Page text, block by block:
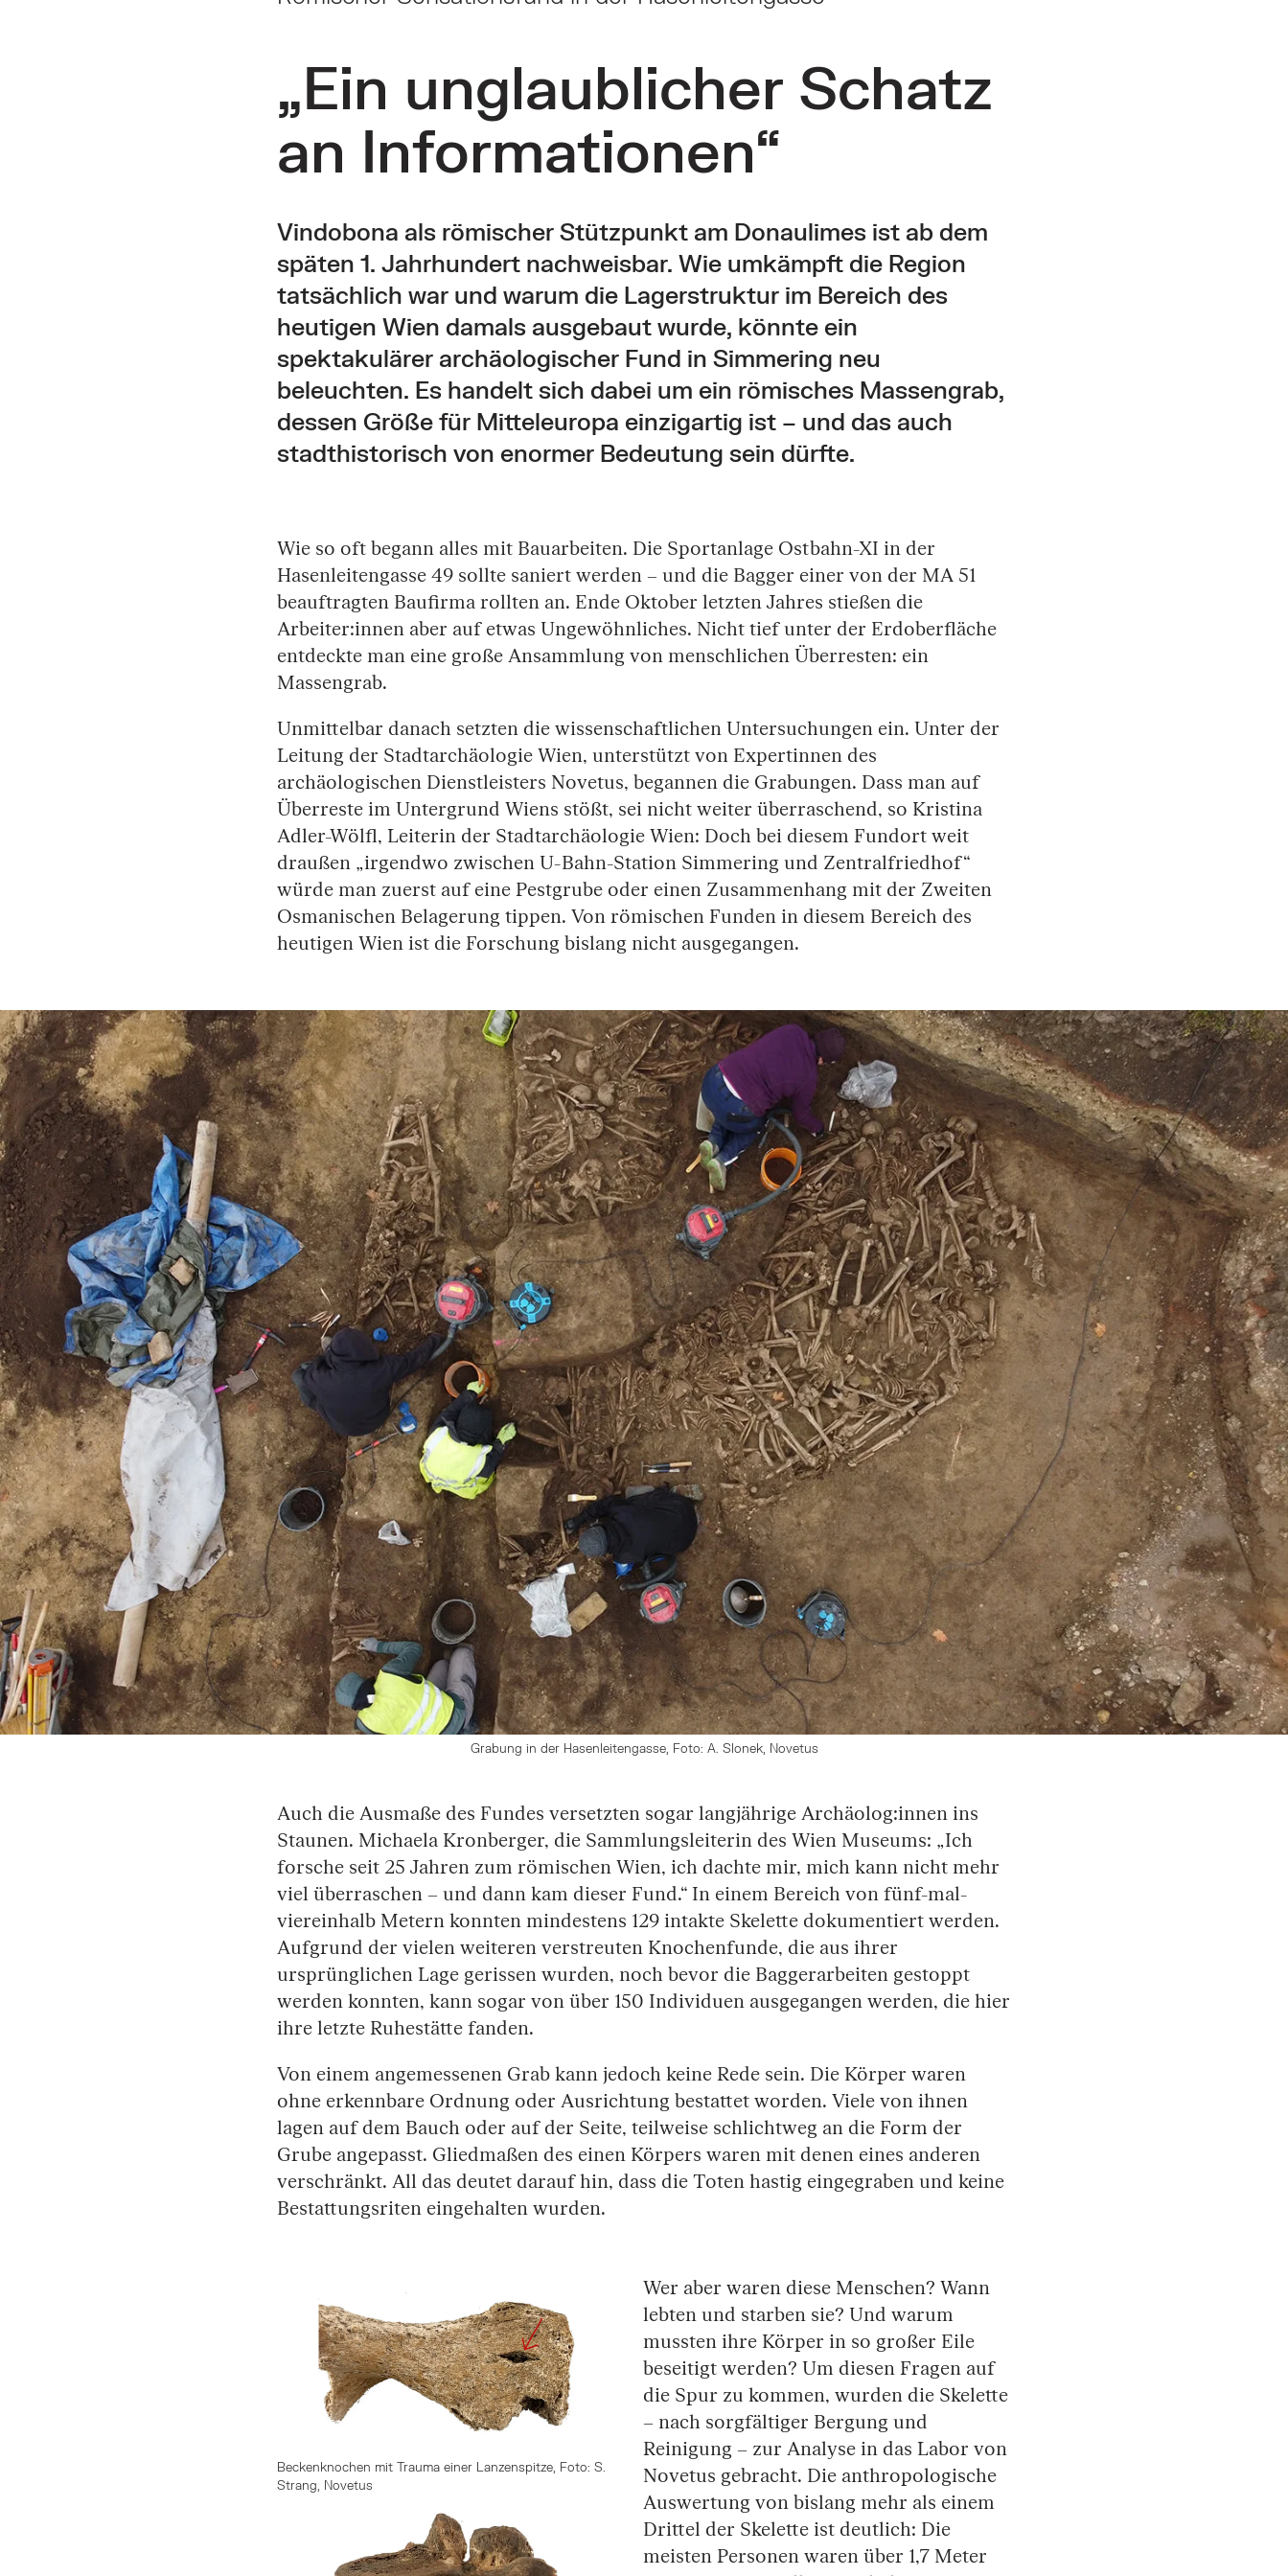
„Ein unglaublicher Schatz
an Informationen“
Vindobona als römischer Stützpunkt am Donaulimes ist ab dem
späten 1. Jahrhundert nachweisbar. Wie umkämpft die Region
tatsächlich war und warum die Lagerstruktur im Bereich des
heutigen Wien damals ausgebaut wurde, könnte ein
spektakulärer archäologischer Fund in Simmering neu
beleuchten. Es handelt sich dabei um ein römisches Massengrab,
dessen Größe für Mitteleuropa einzigartig ist – und das auch
stadthistorisch von enormer Bedeutung sein dürfte.
Wie so oft begann alles mit Bauarbeiten. Die Sportanlage Ostbahn-XI in der
Hasenleitengasse 49 sollte saniert werden – und die Bagger einer von der MA 51
beauftragten Baufirma rollten an. Ende Oktober letzten Jahres stießen die
Arbeiter:innen aber auf etwas Ungewöhnliches. Nicht tief unter der Erdoberfläche
entdeckte man eine große Ansammlung von menschlichen Überresten: ein
Massengrab.
Unmittelbar danach setzten die wissenschaftlichen Untersuchungen ein. Unter der
Leitung der Stadtarchäologie Wien, unterstützt von Expertinnen des
archäologischen Dienstleisters Novetus, begannen die Grabungen. Dass man auf
Überreste im Untergrund Wiens stößt, sei nicht weiter überraschend, so Kristina
Adler-Wölfl, Leiterin der Stadtarchäologie Wien: Doch bei diesem Fundort weit
draußen „irgendwo zwischen U-Bahn-Station Simmering und Zentralfriedhof“
würde man zuerst auf eine Pestgrube oder einen Zusammenhang mit der Zweiten
Osmanischen Belagerung tippen. Von römischen Funden in diesem Bereich des
heutigen Wien ist die Forschung bislang nicht ausgegangen.
Grabung in der Hasenleitengasse, Foto: A. Slonek, Novetus
Auch die Ausmaße des Fundes versetzten sogar langjährige Archäolog:innen ins
Staunen. Michaela Kronberger, die Sammlungsleiterin des Wien Museums: „Ich
forsche seit 25 Jahren zum römischen Wien, ich dachte mir, mich kann nicht mehr
viel überraschen – und dann kam dieser Fund.“ In einem Bereich von fünf-mal-
viereinhalb Metern konnten mindestens 129 intakte Skelette dokumentiert werden.
Aufgrund der vielen weiteren verstreuten Knochenfunde, die aus ihrer
ursprünglichen Lage gerissen wurden, noch bevor die Baggerarbeiten gestoppt
werden konnten, kann sogar von über 150 Individuen ausgegangen werden, die hier
ihre letzte Ruhestätte fanden.
Von einem angemessenen Grab kann jedoch keine Rede sein. Die Körper waren
ohne erkennbare Ordnung oder Ausrichtung bestattet worden. Viele von ihnen
lagen auf dem Bauch oder auf der Seite, teilweise schlichtweg an die Form der
Grube angepasst. Gliedmaßen des einen Körpers waren mit denen eines anderen
verschränkt. All das deutet darauf hin, dass die Toten hastig eingegraben und keine
Bestattungsriten eingehalten wurden.
Beckenknochen mit Trauma einer Lanzenspitze, Foto: S.
Strang, Novetus
Wer aber waren diese Menschen? Wann
lebten und starben sie? Und warum
mussten ihre Körper in so großer Eile
beseitigt werden? Um diesen Fragen auf
die Spur zu kommen, wurden die Skelette
– nach sorgfältiger Bergung und
Reinigung – zur Analyse in das Labor von
Novetus gebracht. Die anthropologische
Auswertung von bislang mehr als einem
Drittel der Skelette ist deutlich: Die
meisten Personen waren über 1,7 Meter